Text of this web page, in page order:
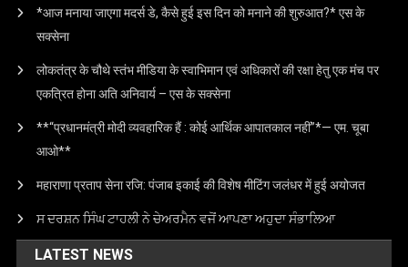
*आज मनाया जाएगा मदर्स डे, कैसे हुई इस दिन को मनाने की शुरुआत?* एस के
सक्सेना
लोकतंत्र के चौथे स्तंभ मीडिया के स्वाभिमान एवं अधिकारों की रक्षा हेतु एक मंच पर
एकत्रित होना अति अनिवार्य – एस के सक्सेना
**“प्रधानमंत्री मोदी व्यवहारिक हैं : कोई आर्थिक आपातकाल नहीं”*— एम. चूबा
आओ**
महाराणा प्रताप सेना रजि: पंजाब इकाई की विशेष मीटिंग जलंधर में हुई अयोजत
ਸ ਦਰਸ਼ਨ ਸਿੰਘ ਟਾਹਲੀ ਨੇ ਚੇਅਰਮੈਨ ਵਜੋਂ ਆਪਣਾ ਅਹੁਦਾ ਸੰਭਾਲਿਆ
LATEST NEWS